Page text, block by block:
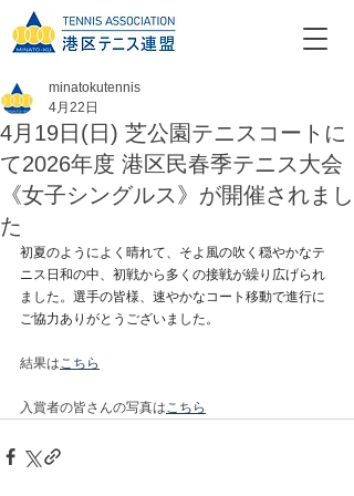
4月19日(日) 芝公園テニスコートに
て2026年度 港区民春季テニス大会
《女子シングルス》が開催されまし
た
minatokutennis
4月22日
初夏のようによく晴れて、そよ風の吹く穏やかなテ
ニス日和の中、初戦から多くの接戦が繰り広げられ
ました。選手の皆様、速やかなコート移動で進行に
ご協力ありがとうございました。
結果はこちら
入賞者の皆さんの写真はこちら